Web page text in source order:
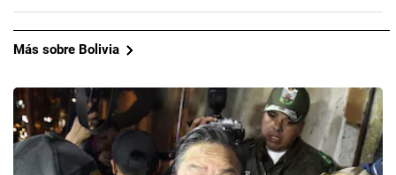
Más sobre Bolivia